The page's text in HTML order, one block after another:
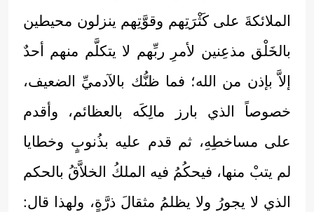
الملائكةَ على كَثْرَتِهم وقوَّتِهم ينزلون محيطين
بالخَلْق مذعِنين لأمرِ ربِّهم لا يتكلَّم منهم أحدٌ
إلاَّ بإذن من الله؛ فما ظنُّك بالآدميِّ الضعيف،
خصوصاً الذي بارز مالِكَه بالعظائم، وأقدم
على مساخطِهِ، ثم قدم عليه بذُنوبٍ وخطايا
لم يتبْ منها، فيحكُمُ فيه الملكُ الخلاَّقُ بالحكم
الذي لا يجورُ ولا يظلمُ مثقالَ ذرَّةٍ، ولهذا قال: